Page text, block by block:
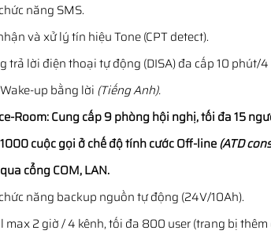
năng SMS.
và xử lý tín hiệu Tone (CPT detect).
trả lời điện thoại tự động (DISA) đa cấp 10 phút/
up bằng lời (Tiếng Anh).
Room: Cung cấp 9 phòng hội nghị, tối đa 15
cuộc gọi ở chế độ tính cước Off-line(ATD
cổng COM, LAN.
năng backup nguồn tự động (24V/10Ah).
max 2 giờ / 4 kênh, tối đa 800 user (trang bị thêm